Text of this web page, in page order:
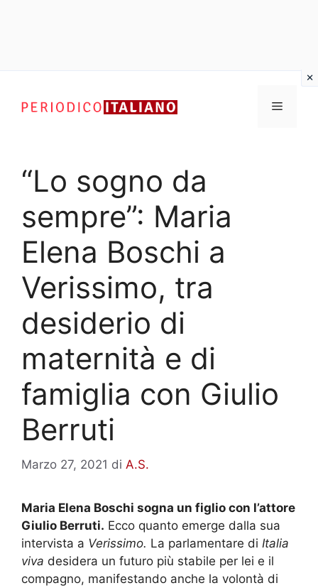
contenuto
Menu
“Lo sogno da
sempre”: Maria
Elena Boschi a
Verissimo, tra
desiderio di
maternità e di
famiglia con Giulio
Berruti
Marzo 27, 2021 di A.S.
Maria Elena Boschi sogna un figlio con l’attore
Giulio Berruti. Ecco quanto emerge dalla sua
intervista a Verissimo. La parlamentare di Italia
viva desidera un futuro più stabile per lei e il
compagno, manifestando anche la volontà di